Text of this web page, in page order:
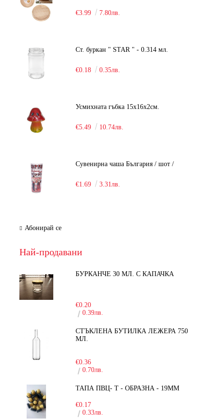
€3.99 7.80лв.
Ст. буркан " STAR " - 0.314 мл.
€0.18 0.35лв.
Усмихната гъбка 15х16х2см.
€5.49 10.74лв.
Сувенирна чаша България / шот /
€1.69 3.31лв.
Абонирай се
Най-продавани
БУРКАНЧЕ 30 МЛ. С КАПАЧКА
€0.20
0.39лв.
СТЪКЛЕНА БУТИЛКА ЛЕЖЕРА 750
МЛ.
€0.36
0.70лв.
ТАПА ПВЦ- Т - ОБРАЗНА - 19ММ
€0.17
0.33лв.